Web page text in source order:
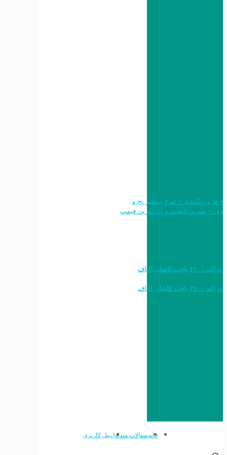
طرح ها و رنگبندی – تنوع بینظیر نخ و
خرید به قیمت فرش ماشینی ۱۲۰۰ شانه تراکم ۳۶۰۰ بافت کاشان الیاف
خرید به قیمت فرش ماشینی ۱۵۰۰ شانه تراکم ۴۵۰۰ بافت کاشان الیاف
خانهسوالات متداولپنل کاربری